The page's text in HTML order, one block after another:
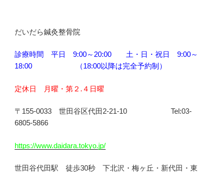
だいだら鍼灸整骨院
診療時間 平日 9:00～20:00 土・日・祝日 9:00～
18:00 （18:00以降は完全予約制）
定休日 月曜・第２.４日曜
〒155-0033 世田谷区代田2-21-10 Tel:03-
6805-5866
https://www.daidara.tokyo.jp/
世田谷代田駅 徒歩30秒 下北沢・梅ヶ丘・新代田・東